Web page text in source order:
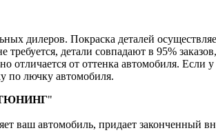
дилеров. Покраска деталей
детали совпадают в 95%
отличается от оттенка автомобиля. Если
по лючку автомобиля.
"
ваш автомобиль, придает законченный